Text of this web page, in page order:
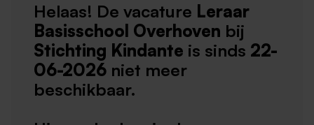
Helaas! De vacature Leraar
Basisschool Overhoven bij
Stichting Kindante is sinds 22-
06-2026 niet meer
beschikbaar.